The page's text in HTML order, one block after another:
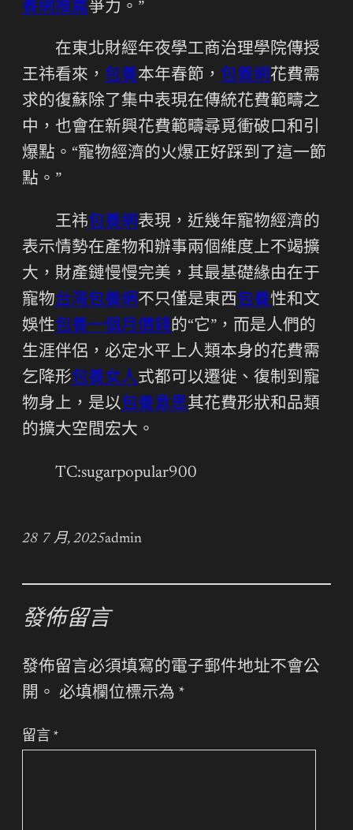
養網推薦爭力。”
在東北財經年夜學工商治理學院傳授
王祎看來， 包養本年春節， 包養網花費需
求的復蘇除了集中表現在傳統花費範疇之
中，也會在新興花費範疇尋覓衝破口和引
爆點。“寵物經濟的火爆正好踩到了這一節
點。”
王祎包養網表現，近幾年寵物經濟的
表示情勢在產物和辦事兩個維度上不竭擴
大，財產鏈慢慢完美，其最基礎緣由在于
寵物台灣包養網不只僅是東西包養性和文
娛性包養一個月價錢的“它”，而是人們的
生涯伴侶，必定水平上人類本身的花費需
乞降形包養女人式都可以遷徙、復制到寵
物身上，是以包養意思其花費形狀和品類
的擴大空間宏大。
TC:sugarpopular900
28 7 月, 2025admin
發佈留言
發佈留言必須填寫的電子郵件地址不會公
開。 必填欄位標示為 *
留言 *